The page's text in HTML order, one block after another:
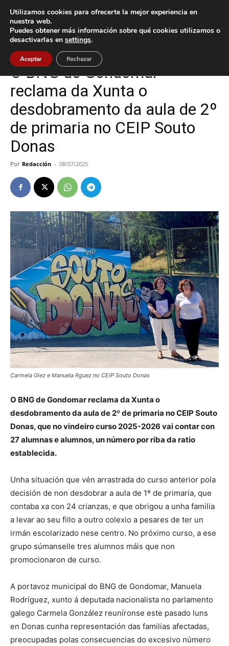
Inicio Gondomar
Gondomar Política
O BNG de Gondomar
reclama da Xunta o
desdobramento da aula de 2º
de primaria no CEIP Souto
Donas
Por Redacción - 08/07/2025
Carmela Glez e Manuela Rguez no CEIP Souto Donas
O BNG de Gondomar reclama da Xunta o
desdobramento da aula de 2º de primaria no CEIP Souto
Donas, que no vindeiro curso 2025-2026 vai contar con
27 alumnas e alumnos, un número por riba da ratio
establecida.
Unha situación que vén arrastrada do curso anterior pola
decisión de non desdobrar a aula de 1º de primaria, que
contaba xa con 24 crianzas, e que obrigou a unha familia
a levar ao seu fillo a outro colexio a pesares de ter un
irmán escolarizado nese centro. No próximo curso, a ese
grupo súmanselle tres alumnos máis que non
promocionaron de curso.
A portavoz municipal do BNG de Gondomar, Manuela
Rodríguez, xunto á deputada nacionalista no parlamento
galego Carmela González reuníronse este pasado luns
en Donas cunha representación das familias afectadas,
preocupadas polas consecuencias do excesivo número
Utilizamos cookies para ofrecerte la mejor experiencia en
nuestra web.
Puedes obtener más información sobre qué cookies utilizamos o
desactivarlas en settings.
Aceptar Rechazar